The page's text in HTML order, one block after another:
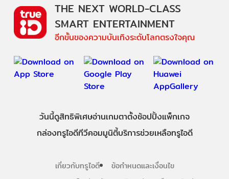
THE NEXT WORLD-CLASS
SMART ENTERTAINMENT
อีกขั้นของความบันเทิงระดับโลกตรงใจคุณ
วันนี้ดูสิทธิพิเศษอ่านเกมตาตั้งช้อปปิ้งแพ็กเกจ
กล่องทรูไอดีทีวีคอมมูนิตี้บริการช่วยเหลือทรูไอดี
เกี่ยวกับทรูไอดี
ข้อกำหนดและเงื่อนไข